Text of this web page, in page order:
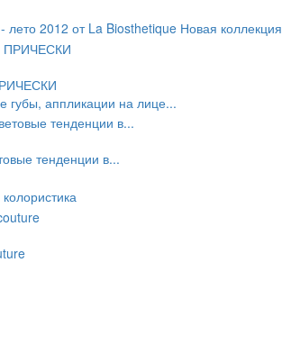
лето 2012 от La Biosthetique Новая коллекция
губы, аппликации на лице...
тенденции в...